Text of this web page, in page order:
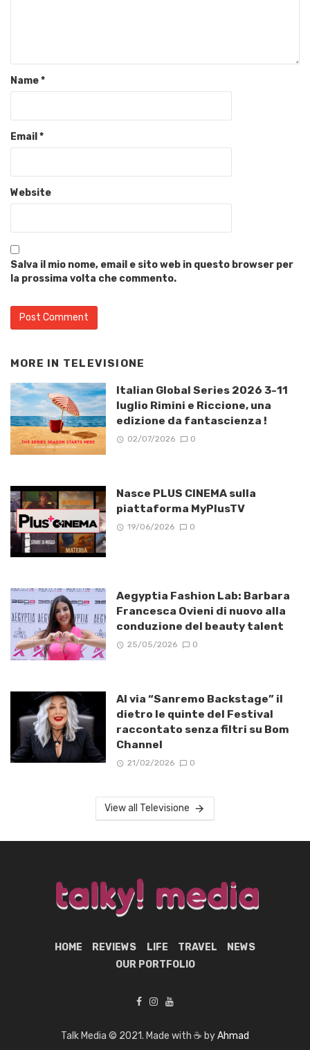
Name*
Email *
Website
Salva il mio nome, email e sito web in questo browser per
la prossima volta che commento.
MORE IN TELEVISIONE
Italian Global Series 2026 3-11
luglio Rimini e Riccione, una
edizione da fantascienza !
02/07/2026 0
Nasce PLUS CINEMA sulla
piattaforma MyPlusTV
19/06/2026 0
Aegyptia Fashion Lab: Barbara
Francesca Ovieni di nuovo alla
conduzione del beauty talent
25/05/2026 0
Al via “Sanremo Backstage” il
dietro le quinte del Festival
raccontato senza filtri su Bom
Channel
21/02/2026 0
View all Televisione
HOME REVIEWS LIFE TRAVEL
NEWS
OUR PORTFOLIO
Talk Media © 2021. Made with ☕ byAhmad